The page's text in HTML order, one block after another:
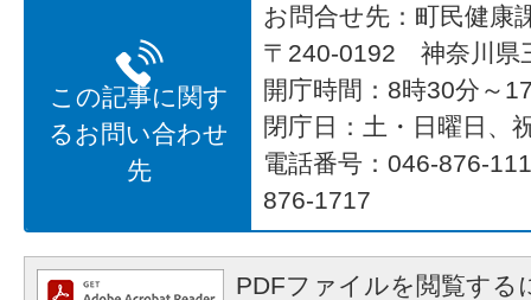
この記事に関す
るお問い合わせ
先
お問合せ先：町民健康
〒240-0192 神奈川県
開庁時間：8時30分～
閉庁日：土・日曜日、
電話番号：046-876-
876-1717
PDFファイルを閲覧する